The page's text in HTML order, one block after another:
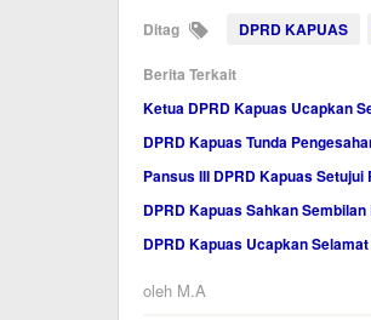
Ditag DPRD KAPUAS
Berita Terkait
Ketua DPRD Kapuas Ucapkan
DPRD Kapuas Tunda
Pansus III DPRD Kapuas
DPRD Kapuas Sahkan
DPRD Kapuas Ucapkan
oleh M.A